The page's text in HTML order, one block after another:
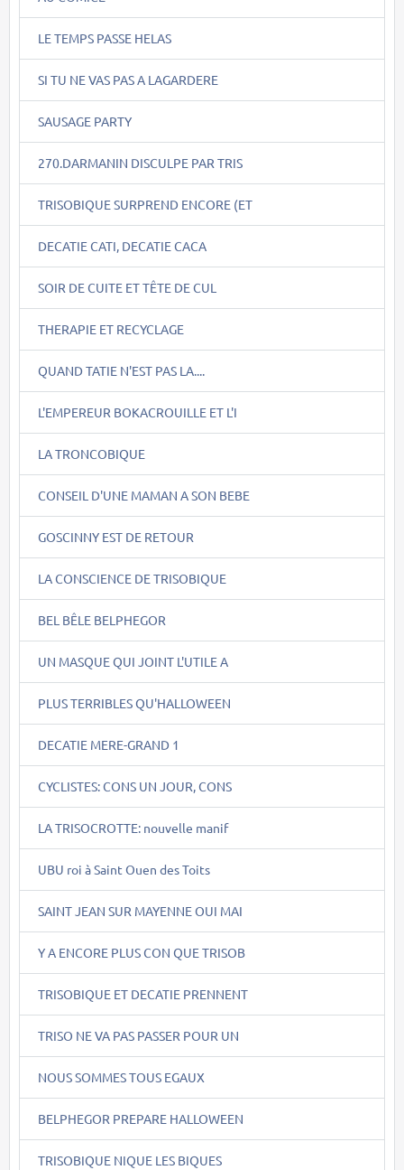
LE TEMPS PASSE HELAS
SI TU NE VAS PAS A LAGARDERE
SAUSAGE PARTY
270.DARMANIN DISCULPE PAR TRIS
TRISOBIQUE SURPREND ENCORE (ET
DECATIE CATI, DECATIE CACA
SOIR DE CUITE ET TÊTE DE CUL
THERAPIE ET RECYCLAGE
QUAND TATIE N'EST PAS LA....
L'EMPEREUR BOKACROUILLE ET L'I
LA TRONCOBIQUE
CONSEIL D'UNE MAMAN A SON BEBE
GOSCINNY EST DE RETOUR
LA CONSCIENCE DE TRISOBIQUE
BEL BÊLE BELPHEGOR
UN MASQUE QUI JOINT L'UTILE A
PLUS TERRIBLES QU'HALLOWEEN
DECATIE MERE-GRAND 1
CYCLISTES: CONS UN JOUR, CONS
LA TRISOCROTTE: nouvelle manif
UBU roi à Saint Ouen des Toits
SAINT JEAN SUR MAYENNE OUI MAI
Y A ENCORE PLUS CON QUE TRISOB
TRISOBIQUE ET DECATIE PRENNENT
TRISO NE VA PAS PASSER POUR UN
NOUS SOMMES TOUS EGAUX
BELPHEGOR PREPARE HALLOWEEN
TRISOBIQUE NIQUE LES BIQUES